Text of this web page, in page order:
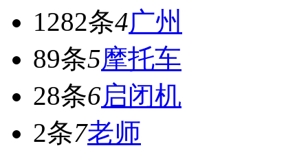
1282条4广州
89条5摩托车
28条6启闭机
2条7老师